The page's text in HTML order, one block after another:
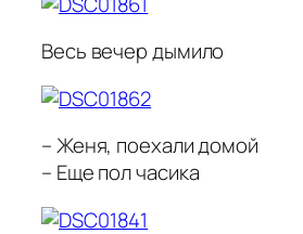
Весь вечер дымило
– Женя, поехали домой
– Еще пол часика